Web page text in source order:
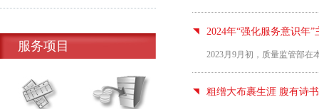
服务项目
2024年“强化服务意识年
2023月9月初，质量监管部
粗缯大布裹生涯 腹有诗